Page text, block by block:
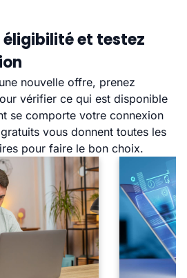
et testez
nouvelle offre, prenez
vérifier ce qui est disponible
se comporte votre connexion
vous donnent toutes les
pour faire le bon choix.